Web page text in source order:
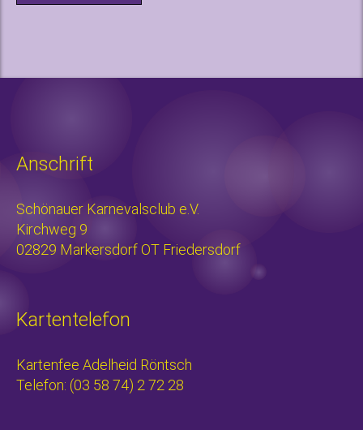
Anschrift
Schönauer Karnevalsclub e.V.
Kirchweg 9
02829 Markersdorf OT Friedersdorf
Kartentelefon
Kartenfee Adelheid Röntsch
Telefon: (03 58 74) 2 72 28